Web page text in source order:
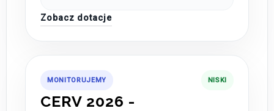
Zobacz dotacje
MONITORUJEMY NISKI
CERV 2026 -